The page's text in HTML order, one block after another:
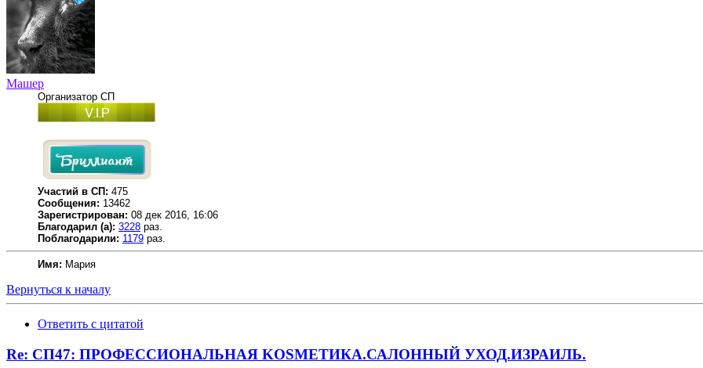
Машер
Организатор СП
Участий в СП: 475
Сообщения: 13462
Зарегистрирован: 08 дек 2016, 16:06
Благодарил (а): 3228 раз.
Поблагодарили: 1179 раз.
Имя: Мария
Вернуться к началу
Ответить с цитатой
Re: СП47: ПРОФЕССИОНАЛЬНАЯ KОSMЕТИКA.САЛОННЫЙ УХОД.ИЗРАИЛЬ.